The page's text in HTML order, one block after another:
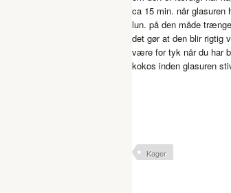
ca 15 min. når
lun. på den måde
det gør at den blir rigtig
være for tyk når du har
kokos inden glasuren
Kager